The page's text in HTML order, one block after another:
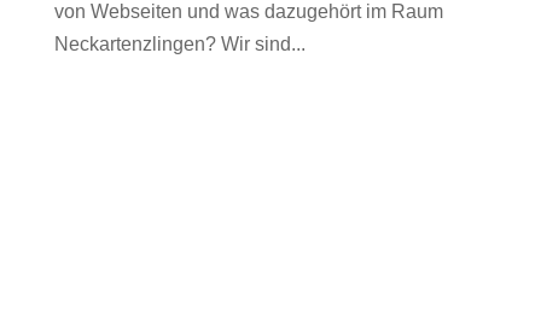
von Webseiten und was dazugehört im Raum
Neckartenzlingen? Wir sind...